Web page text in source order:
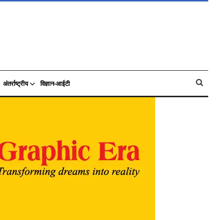
अंतर्राष्ट्रीय विज्ञान-आईटी